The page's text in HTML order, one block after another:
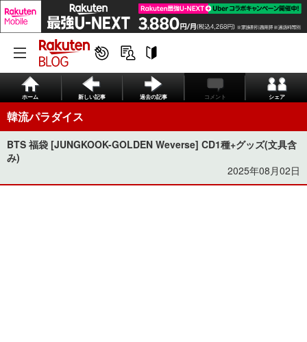
ホーム 新しい記事 過去の記事 コメント シェア
韓流パラダイス
BTS 福袋 [JUNGKOOK-GOLDEN Weverse] CD1種+グッズ(文具含
み)
2025年08月02日